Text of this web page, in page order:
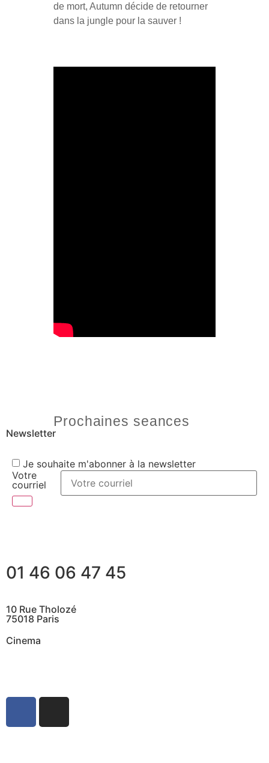
de mort, Autumn décide de retourner
dans la jungle pour la sauver !
Prochaines seances
Newsletter
Je souhaite m'abonner à la newsletter
Votre
courriel
01 46 06 47 45
10 Rue Tholozé
75018 Paris
Cinema